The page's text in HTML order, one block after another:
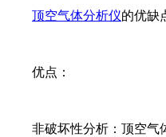
顶空气体分析仪的优缺
优点：
非破坏性分析：顶空气